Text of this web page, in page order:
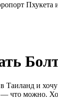
Таиланд и
что можно.